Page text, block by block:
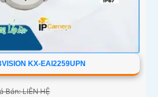
KX-EAI2259UPN
Bán: LIÊN HỆ